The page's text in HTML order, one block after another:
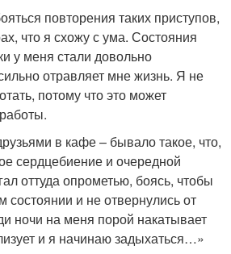
повторения таких приступов,
что я схожу с ума. Состояния
у меня стали довольно
отравляет мне жизнь. Я не
потому что это может
в кафе – бывало такое, что,
сердцебиение и очередной
оттуда опрометью, боясь, чтобы
состоянии и не отвернулись от
ночи на меня порой накатывает
и я начинаю задыхаться…»